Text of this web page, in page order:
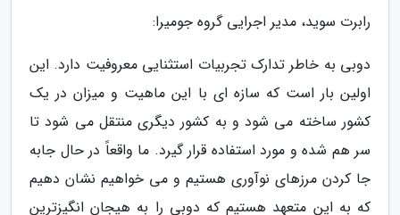
رابرت سوید، مدیر اجرایی گروه جومیرا:
دوبی به خاطر تدارک تجربیات استثنایی معروفیت دارد. این
اولین بار است که سازه ای با این ماهیت و میزان در یک
کشور ساخته می شود و به کشور دیگری منتقل می شود تا
سر هم شده و مورد استفاده قرار گیرد. ما واقعاً در حال جابه
جا کردن مرزهای نوآوری هستیم و می خواهیم نشان دهیم
که به این متعهد هستیم که دوبی را به هیجان انگیزترین